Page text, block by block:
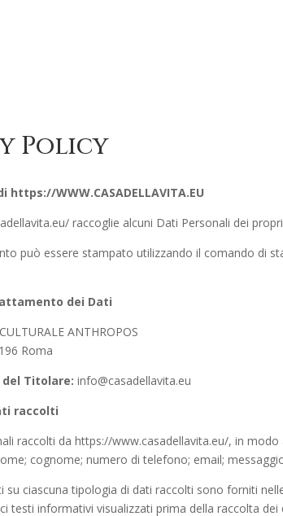
Policy
https://WWW.CASADELLAVITA.EU
raccoglie alcuni Dati Personali dei
può essere stampato utilizzando il comando di
dei Dati
ANTHROPOS
Roma
Titolare: info@casadellavita.eu
raccolti
raccolti da https://www.casadellavita.eu/, in
cognome; numero di telefono; email;
su ciascuna tipologia di dati raccolti sono forniti
testi informativi visualizzati prima della raccolta dei